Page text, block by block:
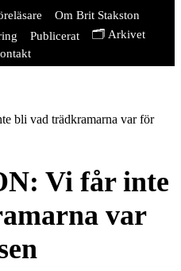
Om Brit Stakston
Publicerat
🗂️ Arkivet
bli vad trädkramarna var för
Vi får inte
var